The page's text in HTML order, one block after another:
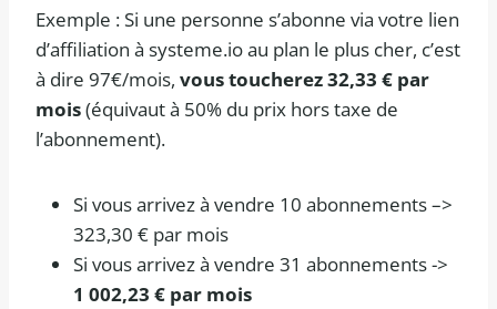
Exemple : Si une personne s’abonne via votre lien
d’affiliation à systeme.io au plan le plus cher, c’est
à dire 97€/mois, vous toucherez 32,33 € par
mois(équivaut à 50% du prix hors taxe de
l’abonnement).
Si vous arrivez à vendre 10 abonnements –>
323,30 € par mois
Si vous arrivez à vendre 31 abonnements ->
1 002,23 € par mois